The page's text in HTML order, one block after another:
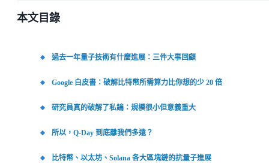
本文目錄
過去一年量子技術有什麼進展：三件大事回顧
Google 白皮書：破解比特幣所需算力比你想的少 20 倍
研究員真的破解了私鑰：規模很小但意義重大
所以，Q-Day 到底離我們多遠？
比特幣、以太坊、Solana 各大區塊鏈的抗量子進展